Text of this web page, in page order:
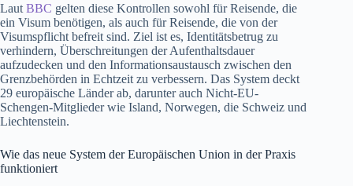
Laut BBC gelten diese Kontrollen sowohl für Reisende, die
ein Visum benötigen, als auch für Reisende, die von der
Visumspflicht befreit sind. Ziel ist es, Identitätsbetrug zu
verhindern, Überschreitungen der Aufenthaltsdauer
aufzudecken und den Informationsaustausch zwischen den
Grenzbehörden in Echtzeit zu verbessern. Das System deckt
29 europäische Länder ab, darunter auch Nicht-EU-
Schengen-Mitglieder wie Island, Norwegen, die Schweiz und
Liechtenstein.
Wie das neue System der Europäischen Union in der Praxis
funktioniert